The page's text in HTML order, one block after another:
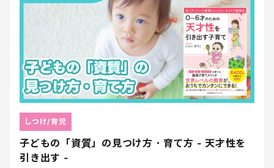
子どもの「資質」の見つけ方・育て方 - 天才性を
引き出す -
しつけ/育児